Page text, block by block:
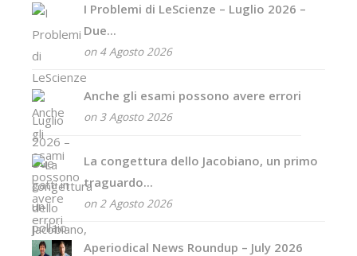
I Problemi di LeScienze – Luglio 2026 –
Due...
on 4 Agosto 2026
Anche gli esami possono avere errori
on 3 Agosto 2026
La congettura dello Jacobiano, un primo
traguardo...
on 2 Agosto 2026
Aperiodical News Roundup – July 2026